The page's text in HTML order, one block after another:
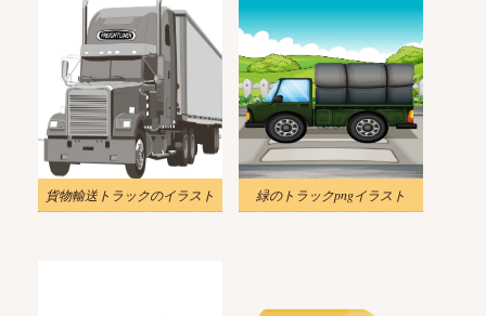
貨物輸送トラックのイラスト 緑のトラックpngイラスト